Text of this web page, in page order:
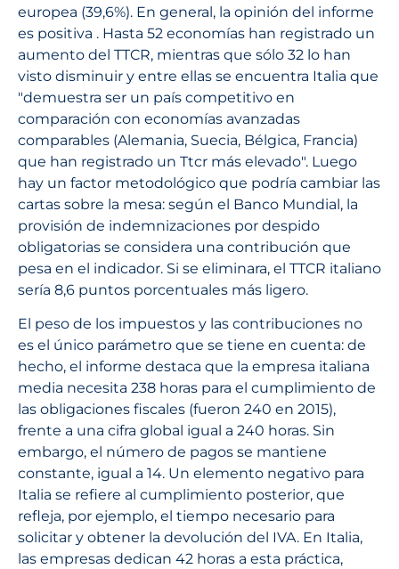
europea (39,6%). En general, la opinión del informe
es positiva . Hasta 52 economías han registrado un
aumento del TTCR, mientras que sólo 32 lo han
visto disminuir y entre ellas se encuentra Italia que
"demuestra ser un país competitivo en
comparación con economías avanzadas
comparables (Alemania, Suecia, Bélgica, Francia)
que han registrado un Ttcr más elevado". Luego
hay un factor metodológico que podría cambiar las
cartas sobre la mesa: según el Banco Mundial, la
provisión de indemnizaciones por despido
obligatorias se considera una contribución que
pesa en el indicador. Si se eliminara, el TTCR italiano
sería 8,6 puntos porcentuales más ligero.
El peso de los impuestos y las contribuciones no
es el único parámetro que se tiene en cuenta: de
hecho, el informe destaca que la empresa italiana
media necesita 238 horas para el cumplimiento de
las obligaciones fiscales (fueron 240 en 2015),
frente a una cifra global igual a 240 horas. Sin
embargo, el número de pagos se mantiene
constante, igual a 14. Un elemento negativo para
Italia se refiere al cumplimiento posterior, que
refleja, por ejemplo, el tiempo necesario para
solicitar y obtener la devolución del IVA. En Italia,
las empresas dedican 42 horas a esta práctica,